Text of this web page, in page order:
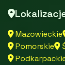
Mazowieckie
Pomorskie